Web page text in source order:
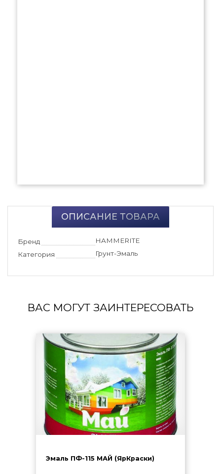
ОПИСАНИЕ ТОВАРА
Бренд
HAMMERITE
Категория
Грунт-Эмаль
ВАС МОГУТ ЗАИНТЕРЕСОВАТЬ
Эмаль ПФ-115 МАЙ (ЯрКраски)